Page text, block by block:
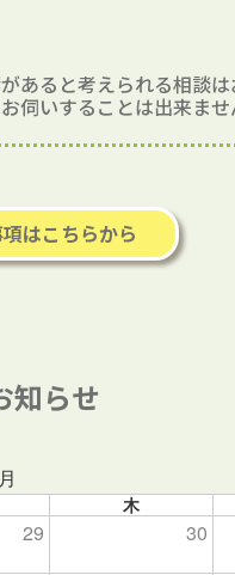
あると考えられる相談
伺いすることは出来ま
はこちらから
知らせ
木
29 30